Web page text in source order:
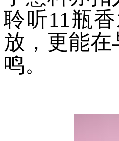
聆听11瓶
放，更能
鸣。